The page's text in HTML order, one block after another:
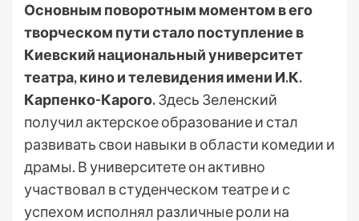
Основным поворотным моментом в его
творческом пути стало поступление в
Киевский национальный университет
театра, кино и телевидения имени И.К.
Карпенко-Карого.Здесь Зеленский
получил актерское образование и стал
развивать свои навыки в области комедии и
драмы. В университете он активно
участвовал в студенческом театре и с
успехом исполнял различные роли на